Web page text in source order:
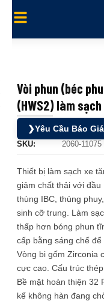
Vòi phun (béc
(HWS2) làm sạch
❯Yêu Cầu Báo Giá
SKU: 2060-11075
Thiết bị làm sạch xe
giảm chất thải với
thùng IBC, thùng
sinh cỡ trung. Làm
thấp hơn bóng phun
cấp bằng sáng chế
Vòng bi gốm Zirconia
cực cao. Cấu trúc
Bề mặt hoàn thiện 32
kế không hàn đang